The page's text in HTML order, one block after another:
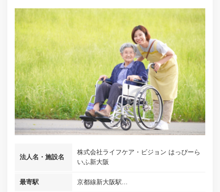
法人名・施設名
株式会社ライフケア・ビジョン はっぴーら
いふ新大阪
最寄駅 京都線新大阪駅...